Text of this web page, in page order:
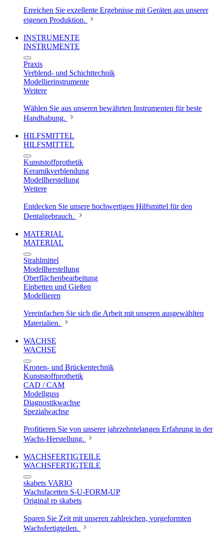
Erreichen Sie exzellente Ergebnisse mit Geräten aus unserer
eigenen Produktion.
INSTRUMENTE
INSTRUMENTE
Praxis
Verblend- und Schichttechnik
Modellierinstrumente
Weitere
Wählen Sie aus unseren bewährten Instrumenten für beste
Handhabung.
HILFSMITTEL
HILFSMITTEL
Kunststoffprothetik
Keramikverblendung
Modellherstellung
Weitere
Entdecken Sie unsere hochwertigen Hilfsmittel für den
Dentalgebrauch.
MATERIAL
MATERIAL
Strahlmittel
Modellherstellung
Oberflächenbearbeitung
Einbetten und Gießen
Modellieren
Vereinfachen Sie sich die Arbeit mit unseren ausgewählten
Materialien.
WACHSE
WACHSE
Kronen- und Brückentechnik
Kunststoffprothetik
CAD / CAM
Modellguss
Diagnostikwachse
Spezialwachse
Profitieren Sie von unserer jahrzehntelangen Erfahrung in der
Wachs-Herstellung.
WACHSFERTIGTEILE
WACHSFERTIGTEILE
skabets VARIO
Wachsfacetten S-U-FORM-UP
Original rp skabets
Sparen Sie Zeit mit unseren zahlreichen, vorgeformten
Wachsfertigteilen.